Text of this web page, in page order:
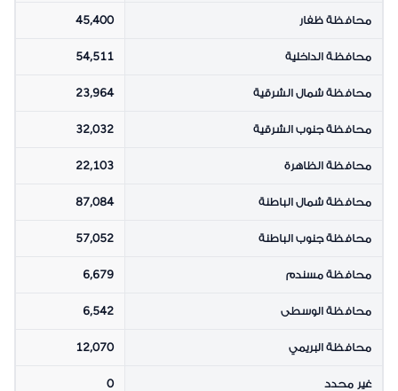
الى عدد
النشطة بمعدلات
محافظة ظفار 45,400
محافظة الداخلية 54,511
محافظة شمال الشرقية 23,964
محافظة جنوب الشرقية 32,032
محافظة الظاهرة 22,103
محافظة شمال الباطنة 87,084
محافظة جنوب الباطنة 57,052
محافظة مسندم 6,679
محافظة الوسطى 6,542
محافظة البريمي 12,070
غير محدد 0